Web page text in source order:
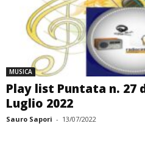
MUSICA
Play list Puntata n. 27
Luglio 2022
Sauro Sapori - 13/07/2022